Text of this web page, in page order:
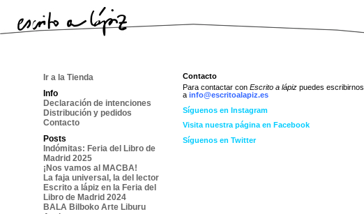
Ir a la Tienda
Info
Declaración de intenciones
Distribución y pedidos
Contacto
Posts
Indómitas: Feria del Libro de
Madrid 2025
¡Nos vamos al MACBA!
La faja universal, la del lector
Escrito a lápiz en la Feria del
Libro de Madrid 2024
BALA Bilboko Arte Liburu
Contacto
Para contactar con Escrito a lápiz puedes escribirnos
a info@escritoalapiz.es
Síguenos en Instagram
Visita nuestra página en Facebook
Síguenos en Twitter